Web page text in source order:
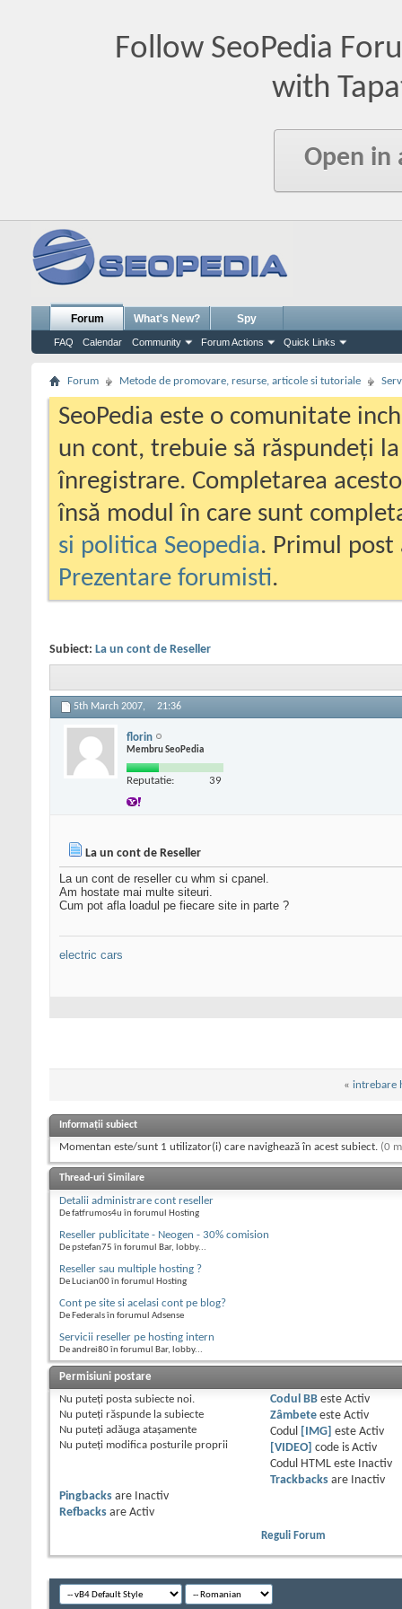
Follow SeoPedia
with
Open in
Forum
FAQ Calendar Community Forum Actions Quick Links
What's New? Spy
Forum Metode de promovare, resurse, articole si tutoriale
SeoPedia este o comunitate
un cont, trebuie să răspundeți
înregistrare. Completarea
însă modul în care sunt
si politica Seopedia. Primul
Prezentare forumisti.
Subiect: La un cont de Reseller
5th March 2007, 21:36
florin
Membru SeoPedia
Reputatie: 39
La un cont de Reseller
La un cont de reseller cu whm si cpanel.
Am hostate mai multe siteuri.
Cum pot afla loadul pe fiecare site in parte ?
electric cars
« intrebare
Informații subiect
Momentan este/sunt 1 utilizator(i) care navighează în acest subiect. (0
Thread-uri Similare
Detalii administrare cont reseller
De fatfrumos4u în forumul Hosting
Reseller publicitate - Neogen - 30% comision
De pstefan75 în forumul Bar, lobby...
Reseller sau multiple hosting ?
De Lucian00 în forumul Hosting
Cont pe site si acelasi cont pe blog?
De Federals în forumul Adsense
Servicii reseller pe hosting intern
De andrei80 în forumul Bar, lobby...
Permisiuni postare
Nu puteţi posta subiecte noi.
Nu puteţi răspunde la subiecte
Nu puteţi adăuga ataşamente
Nu puteţi modifica posturile proprii
Codul BBeste Activ
Zâmbeteeste Activ
Codul
[IMG] este Activ
[VIDEO]
code is Activ
Codul HTML este
Inactiv
Trackbacksare
Inactiv
Pingbacks are
Inactiv
Refbacks are Activ
Reguli Forum